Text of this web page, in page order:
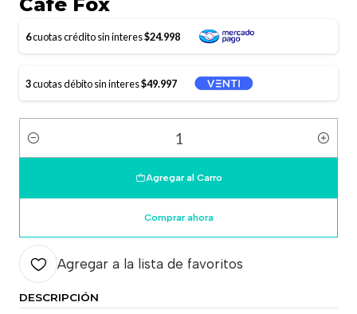
6cuotas crédito sin interes$24.998
3cuotas débito sin interes$49.997
Cantidad
Agregar al Carro
Comprar ahora
Agregar a la lista de favoritos
DESCRIPCIÓN